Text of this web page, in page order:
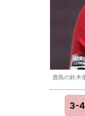
鹿島の鈴木
3-